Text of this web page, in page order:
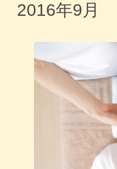
2016年9月